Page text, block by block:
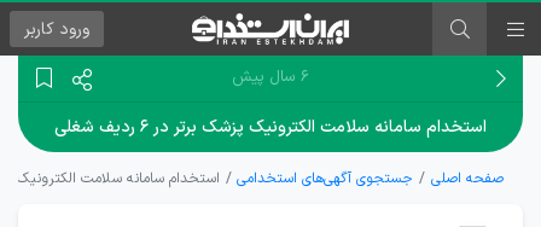
ورود کاربر
۶ سال پیش
استخدام سامانه سلامت الکترونیک پزشک برتر در ۶ ردیف شغلی
صفحه اصلی جستجوی آگهی‌های استخدامی استخدام سامانه سلامت الکترونیک پزشک